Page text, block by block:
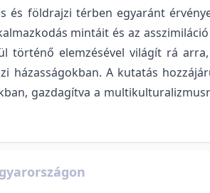
és földrajzi térben egyaránt
mintáit és az
történő elemzésével világít rá
A kutatás
gazdagítva a